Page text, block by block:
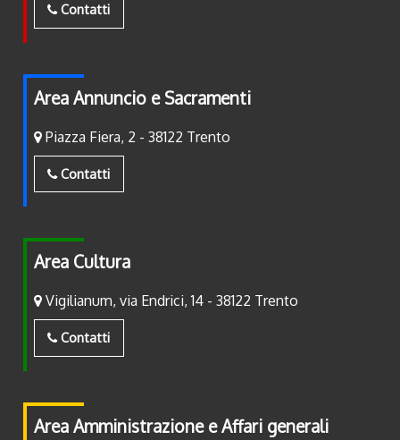
Contatti
Area Annuncio e Sacramenti
Piazza Fiera, 2 - 38122 Trento
Contatti
Area Cultura
Vigilianum, via Endrici, 14 - 38122 Trento
Contatti
Area Amministrazione e Affari generali